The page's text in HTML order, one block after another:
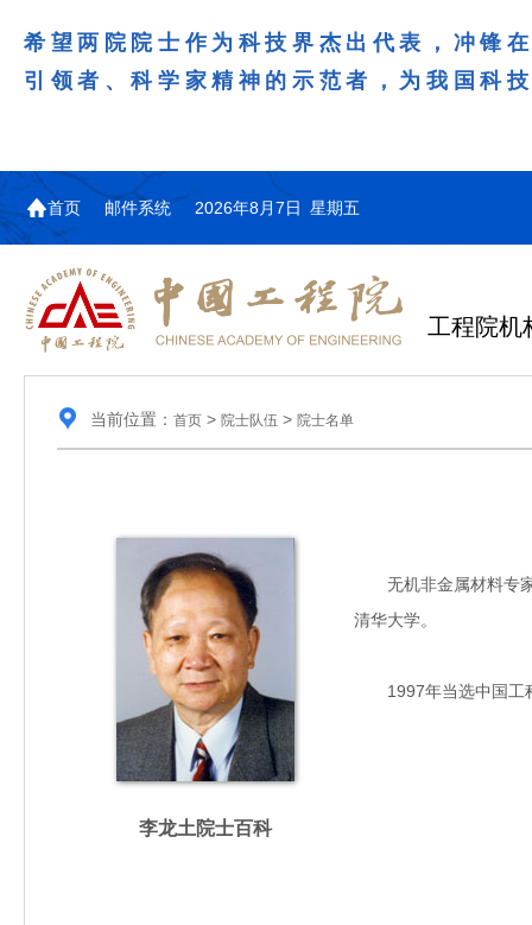
希望两院院士作为科技界杰出代表，冲锋
引领者、科学家精神的示范者，为我国科
首页 邮件系统 2026年8月7日 星期五
工程院机
当前位置： 首页> 院士队伍 > 院士名单
李龙土院士百科
无机非金属材料专家
清华大学。
1997年当选中国工